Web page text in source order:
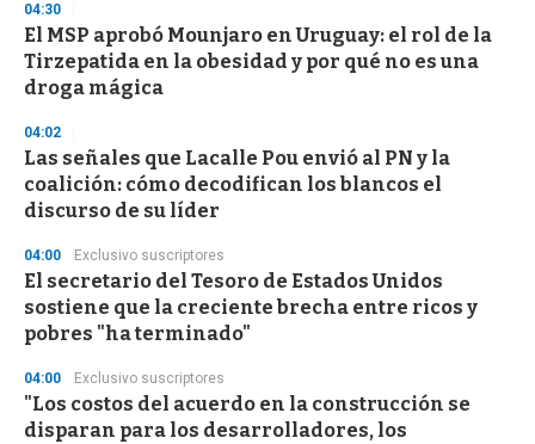
d
s
o
f
3
s
e
c
o
n
04:30
El MSP aprobó Mounjaro en Uruguay: el rol de la
Tirzepatida en la obesidad y por qué no es una
droga mágica
04:02
Las señales que Lacalle Pou envió al PN y la
coalición: cómo decodifican los blancos el
discurso de su líder
04:00 Exclusivo suscriptores
El secretario del Tesoro de Estados Unidos
sostiene que la creciente brecha entre ricos y
pobres "ha terminado"
04:00 Exclusivo suscriptores
"Los costos del acuerdo en la construcción se
disparan para los desarrolladores, los